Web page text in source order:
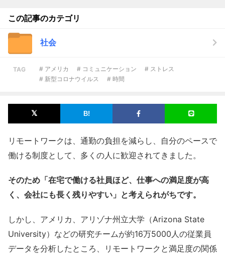
この記事のカテゴリ
社会
TAG # アメリカ # コミュニケーション
# ストレス
# 新型コロナウイルス
# 時間
リモートワークは、通勤の負担を減らし、自分のペースで
働ける制度として、多くの人に歓迎されてきました。
そのため「在宅で働ける社員ほど、仕事への満足度が高
く、会社にも長く残りやすい」と考えられがちです。
しかし、アメリカ、アリゾナ州立大学（Arizona State
University）などの研究チームが約16万5000人の従業員
データを分析したところ、リモートワークと満足度の関係